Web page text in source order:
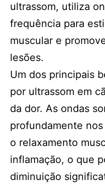
ultrassom, utiliza
frequência para
muscular e
lesões.
Um dos principais
por ultrassom em
da dor. As ondas
profundamente
o relaxamento
inflamação, o que
diminuição